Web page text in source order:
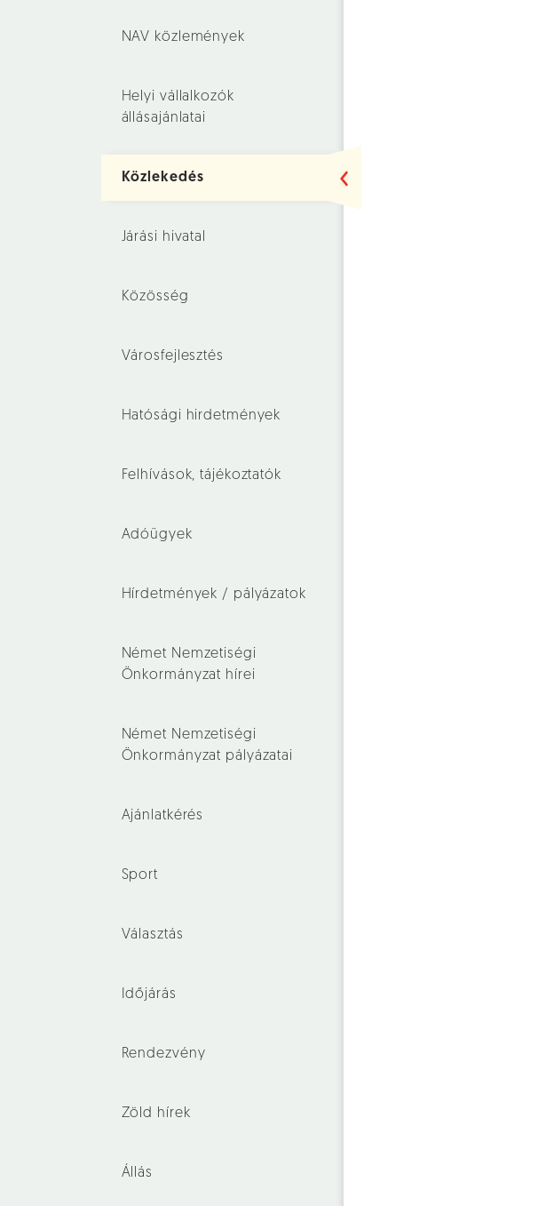
NAV közlemények
Helyi vállalkozók
állásajánlatai
Közlekedés
Járási hivatal
Közösség
Városfejlesztés
Hatósági hirdetmények
Felhívások, tájékoztatók
Adóügyek
Hírdetmények / pályázatok
Német Nemzetiségi
Önkormányzat hírei
Német Nemzetiségi
Önkormányzat pályázatai
Ajánlatkérés
Sport
Választás
Időjárás
Rendezvény
Zöld hírek
Állás